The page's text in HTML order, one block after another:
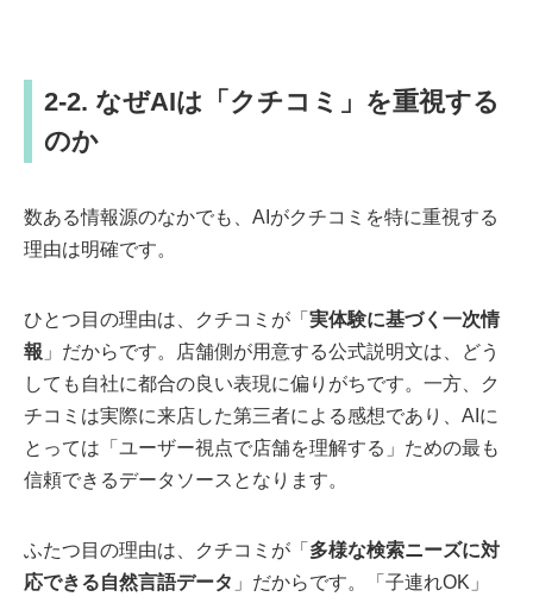
2-2. なぜAIは「クチコミ」を重視する
のか
数ある情報源のなかでも、AIがクチコミを特に重視する
理由は明確です。
ひとつ目の理由は、クチコミが「 実体験に基づく一次情
報 」だからです。店舗側が用意する公式説明文は、どう
しても自社に都合の良い表現に偏りがちです。一方、ク
チコミは実際に来店した第三者による感想であり、AIに
とっては「ユーザー視点で店舗を理解する」ための最も
信頼できるデータソースとなります。
ふたつ目の理由は、クチコミが「 多様な検索ニーズに対
応できる自然言語データ 」だからです。「子連れOK」